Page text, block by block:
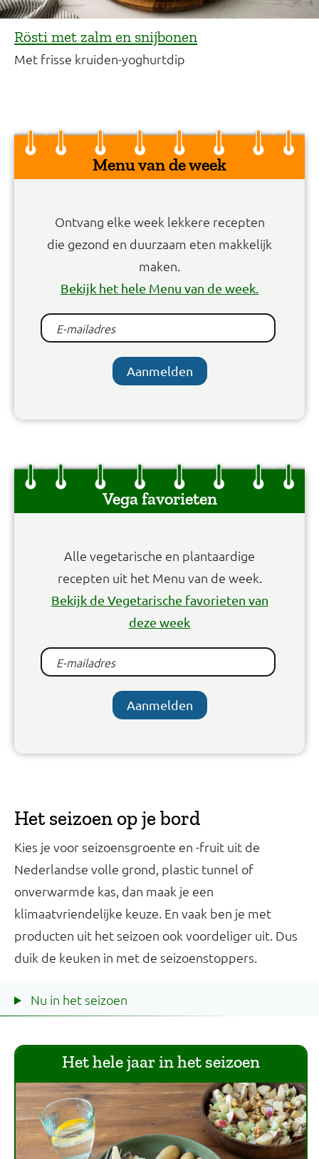
Rösti met zalm en snijbonen
Met frisse kruiden-yoghurtdip
Menu van de week
Ontvang elke week lekkere recepten
die gezond en duurzaam eten makkelijk
maken.
Bekijk het hele Menu van de week.
Aanmelden
Vega favorieten
Alle vegetarische en plantaardige
recepten uit het Menu van de week.
Bekijk de Vegetarische favorieten van
deze week
Aanmelden
Het seizoen op je bord
Kies je voor seizoensgroente en -fruit uit de
Nederlandse volle grond, plastic tunnel of
onverwarmde kas, dan maak je een
klimaatvriendelijke keuze. En vaak ben je met
producten uit het seizoen ook voordeliger uit. Dus
duik de keuken in met de seizoenstoppers.
Nu in het seizoen
Het hele jaar in het seizoen